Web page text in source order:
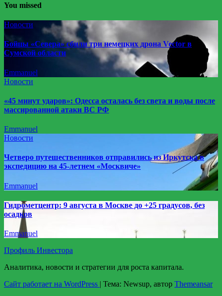
You missed
Новости
Бойцы «Севера» сбили три немецких дрона Vector в
Сумской области
Emmanuel
Новости
«45 минут ударов»: Одесса осталась без света и воды после
массированной атаки ВС РФ
Emmanuel
Новости
Четверо путешественников отправились из Иркутска в
экспедицию на 45-летнем «Москвиче»
Emmanuel
Гидрометцентр: 9 августа в Москве до +25 градусов, без
осадков
Emmanuel
Профиль Инвестора
Аналитика, новости и стратегии для роста капитала.
Сайт работает на WordPress | Тема: Newsup, автор Themeansar